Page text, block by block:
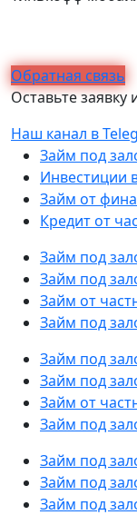
Обратная связь
Оставьте
Наш канал в
Займ под
Инвестиции
Займ от
Кредит от
Займ под
Займ под
Займ от
Займ под
Займ под
Займ под
Займ от
Займ под
Займ под
Займ под
Займ под